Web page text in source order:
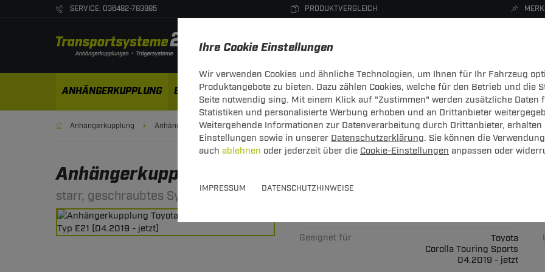
Ihre Cookie Einstellungen
Wir verwenden Cookies und ähnliche Technologien, um Ihnen für Ihr Fahrzeug
Produktangebote zu bieten. Dazu zählen Cookies, welche für den Betrieb und die
Seite notwendig sing. Mit einem Klick auf "Zustimmen" werden zusätzliche Daten
Statistiken und personalisierte Werbung erhoben und an Drittanbieter
Weitergehende Informationen zur Datenverarbeitung durch Drittanbieter, erhalten
Einstellungen sowie in unserer Datenschutzerklärung. Sie können die
auch ablehnen oder jederzeit über die Cookie-Einstellungen anpassen oder
IMPRESSUM DATENSCHUTZHINWEISE
SERVICE: 036482-783985 PRODUKTVERGLEICH
ANHÄNGERKUPPLUNG ELEKTROSÄTZE DACHTRÄGER DACHBOXEN FAHRRADTRÄGER ZUBEHÖR
Anhängerkupplung Anhängerkupplung starr
Anhängerkupplung starr von Brink: Toyota Corolla Touring
starr, geschraubtes System
Geeignet für
Toyota
Corolla Touring Sports
04.2019 - jetzt